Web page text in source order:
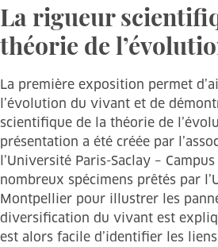
La rigueur
théorie de
La première exposition permet
l’évolution du vivant et de
scientifique de la théorie de
présentation a été créée par
l’Université Paris-Saclay –
nombreux spécimens prêtés par
Montpellier pour illustrer les
diversification du vivant est
est alors facile d’identifier les